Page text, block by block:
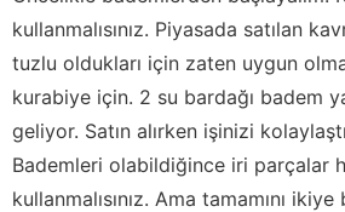
kullanmalısınız. Piyasada satılan
tuzlu oldukları için zaten uygun
kurabiye için. 2 su bardağı badem
geliyor. Satın alırken işinizi
Bademleri olabildiğince iri parçalar
kullanmalısınız. Ama tamamını